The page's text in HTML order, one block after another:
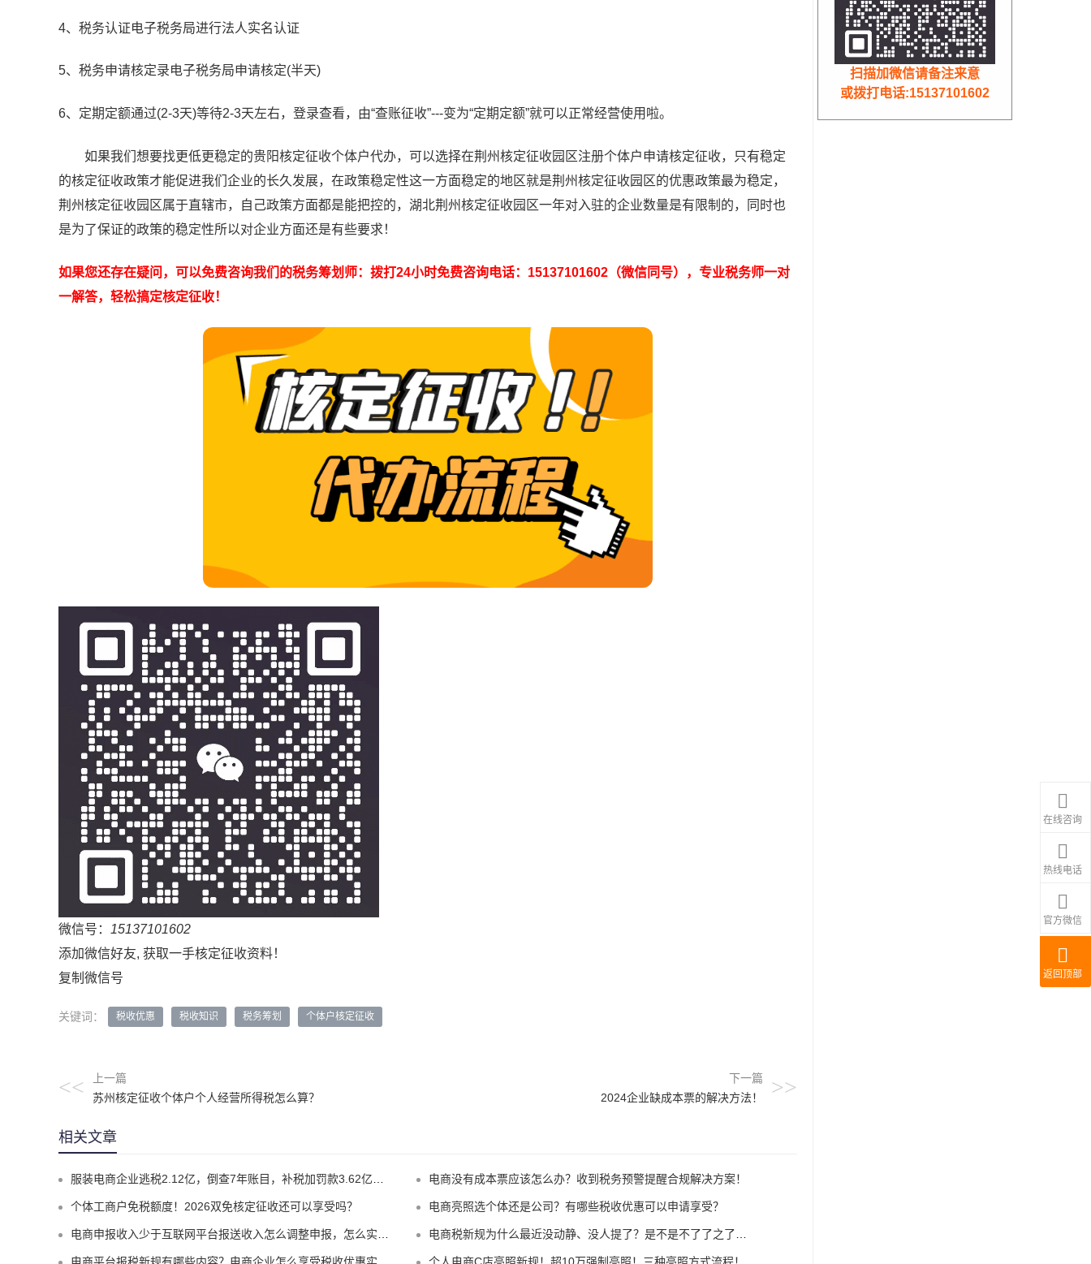
4、税务认证电子税务局进行法人实名认证
5、税务申请核定录电子税务局申请核定(半天)
6、定期定额通过(2-3天)等待2-3天左右，登录查看，由“查账征收”---变为“定期定额”就可以正常经营使用啦。
如果我们想要找更低更稳定的贵阳核定征收个体户代办，可以选择在荆州核定征收园区注册个体户申请核定征收，只有稳定
的核定征收政策才能促进我们企业的长久发展，在政策稳定性这一方面稳定的地区就是荆州核定征收园区的优惠政策最为稳定，
荆州核定征收园区属于直辖市，自己政策方面都是能把控的，湖北荆州核定征收园区一年对入驻的企业数量是有限制的，同时也
是为了保证的政策的稳定性所以对企业方面还是有些要求！
如果您还存在疑问，可以免费咨询我们的税务筹划师：拨打24小时免费咨询电话：15137101602（微信同号），专业税务师一对
一解答，轻松搞定核定征收！
微信号： 15137101602
添加微信好友, 获取一手核定征收资料！
复制微信号
关键词： 税收优惠 税收知识 税务筹划 个体户核定征收
<<
上一篇
苏州核定征收个体户个人经营所得税怎么算？
下一篇
2024企业缺成本票的解决方法！
>>
相关文章
服装电商企业逃税2.12亿，倒查7年账目，补税加罚款3.62亿元！ 电商没有成本票应该怎么办？收到税务预警提醒合规解决方案！
个体工商户免税额度！2026双免核定征收还可以享受吗？ 电商亮照选个体还是公司？有哪些税收优惠可以申请享受？
电商申报收入少于互联网平台报送收入怎么调整申报，怎么实现合规申报享受税收优惠！ 电商税新规为什么最近没动静、没人提了？是不是不了了之了嘛？
在线咨询
热线电话
官方微信
返回顶部
扫描加微信请备注来意
或拨打电话:15137101602